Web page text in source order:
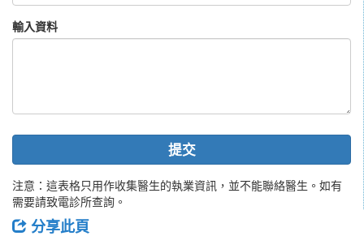
輸入資料
提交
注意：這表格只用作收集醫生的執業資訊，並不能聯絡醫生。如有
需要請致電診所查詢。
分享此頁